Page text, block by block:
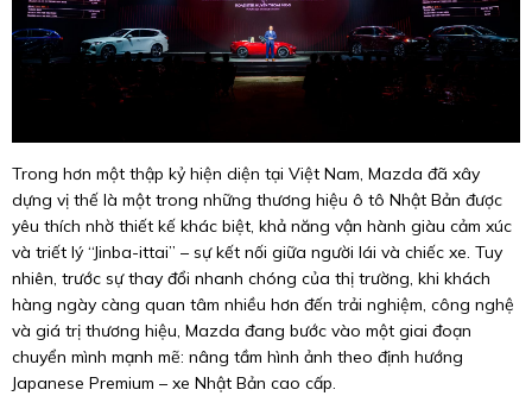
Trong hơn một thập kỷ hiện diện tại Việt Nam, Mazda đã xây
dựng vị thế là một trong những thương hiệu ô tô Nhật Bản được
yêu thích nhờ thiết kế khác biệt, khả năng vận hành giàu cảm xúc
và triết lý “Jinba-ittai” – sự kết nối giữa người lái và chiếc xe. Tuy
nhiên, trước sự thay đổi nhanh chóng của thị trường, khi khách
hàng ngày càng quan tâm nhiều hơn đến trải nghiệm, công nghệ
và giá trị thương hiệu, Mazda đang bước vào một giai đoạn
chuyển mình mạnh mẽ: nâng tầm hình ảnh theo định hướng
Japanese Premium – xe Nhật Bản cao cấp.